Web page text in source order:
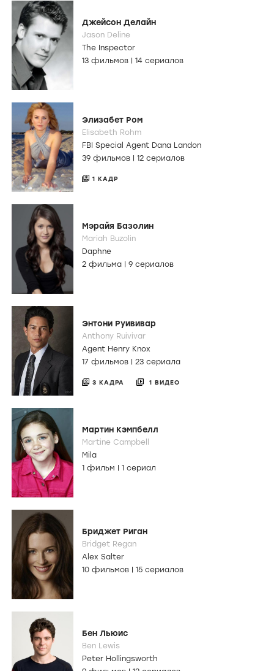
Джейсон Делайн
Jason Deline
The Inspector
13 фильмов
14 сериалов
Элизабет Ром
Elisabeth Rohm
FBI Special Agent Dana Landon
39 фильмов | 12 сериалов
1 КАДР
Мэрайя Базолин
Mariah Buzolin
Daphne
2 фильма
9 сериалов
Энтони Руививар
Anthony Ruivivar
Agent Henry Knox
17 фильмов | 23 сериала
3 КАДРА 1 ВИДЕО
Мартин Кэмпбелл
Martine Campbell
Mila
1 фильм
1 сериал
Бриджет Риган
Bridget Regan
Alex Salter
10 фильмов
15 сериалов
Бен Льюис
Ben Lewis
Peter Hollingsworth